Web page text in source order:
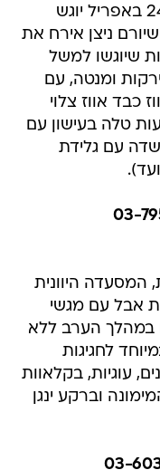
אינטרקונטיננטל. בחיום רביעי ה-24 באפריל יוגש
ניצן אירח את
שיוגשו למשל
ומנטה, עם
כבד אווז צלוי
טלה בעישון עם
שדה עם גלידת
המסעדה היוונית
אבל עם מגשי
במהלך הערב ללא
לחגיגות
עוגיות, בקלאוות
וברקע ינגן